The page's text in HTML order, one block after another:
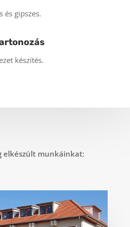
és gipszes.
készítés.
elkészült munkáinkat: